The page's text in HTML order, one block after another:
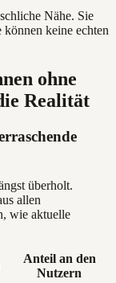
Nähe. Sie
können keine echten
ohne
Realität
überholt.
allen
wie aktuelle
Anteil an den
Nutzern